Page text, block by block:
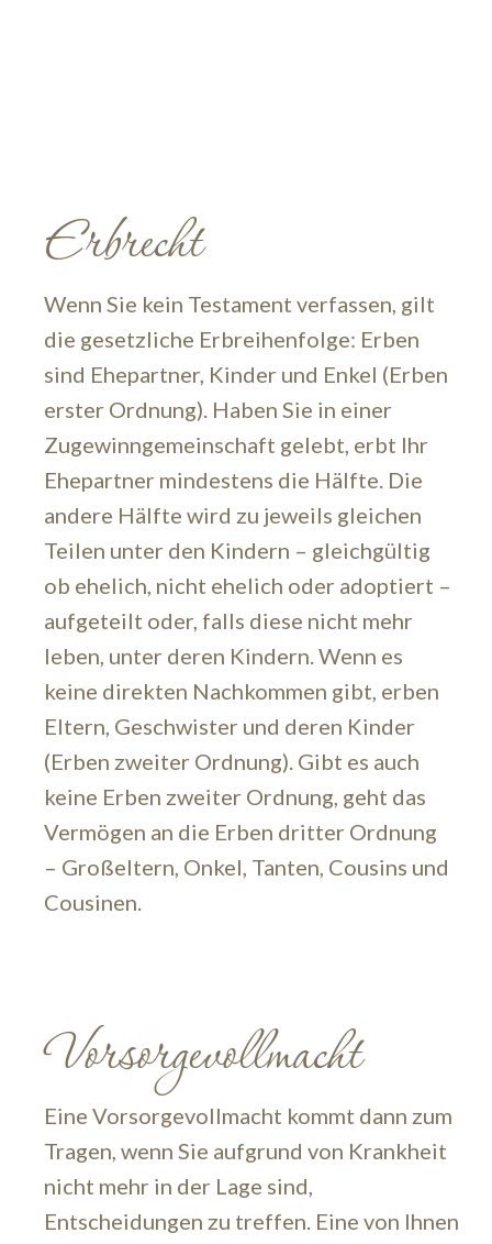
Erbrecht
Wenn Sie kein Testament verfassen, gilt
die gesetzliche Erbreihenfolge: Erben
sind Ehepartner, Kinder und Enkel (Erben
erster Ordnung). Haben Sie in einer
Zugewinngemeinschaft gelebt, erbt Ihr
Ehepartner mindestens die Hälfte. Die
andere Hälfte wird zu jeweils gleichen
Teilen unter den Kindern – gleichgültig
ob ehelich, nicht ehelich oder adoptiert –
aufgeteilt oder, falls diese nicht mehr
leben, unter deren Kindern. Wenn es
keine direkten Nachkommen gibt, erben
Eltern, Geschwister und deren Kinder
(Erben zweiter Ordnung). Gibt es auch
keine Erben zweiter Ordnung, geht das
Vermögen an die Erben dritter Ordnung
– Großeltern, Onkel, Tanten, Cousins und
Cousinen.
Vorsorgevollmacht
Eine Vorsorgevollmacht kommt dann zum
Tragen, wenn Sie aufgrund von Krankheit
nicht mehr in der Lage sind,
Entscheidungen zu treffen. Eine von Ihnen